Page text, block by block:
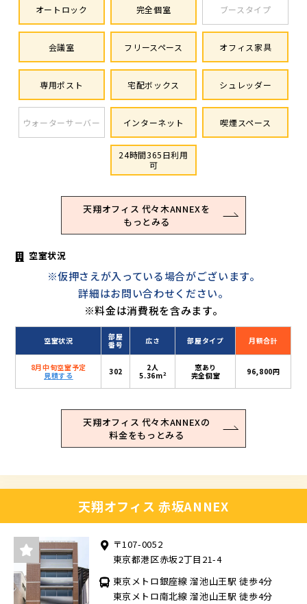
オートロック 完全個室 ブースタイプ
会議室 フリースペース オフィス家具
専用ポスト 宅配ボックス シュレッダー
ウォーターサーバー インターネット 喫煙スペース
24時間365日利用
可
天翔オフィス 代々木ANNEXを
もっとみる
空室状況
※仮押さえが入っている場合がございます。
詳細はお問い合わせください。
※料金は消費税を含みます。
空室状況
部屋
番号
広さ 部屋タイプ 月額合計
8月中旬空室予定
見積する
302
2人
5.36m2
窓あり
完全個室
96,800円
天翔オフィス 代々木ANNEXの
料金をもっとみる
天翔オフィス 赤坂ANNEX
〒107-0052
東京都港区赤坂2丁目21-4
東京メトロ銀座線 溜池山王駅 徒歩4分
東京メトロ南北線 溜池山王駅 徒歩4分